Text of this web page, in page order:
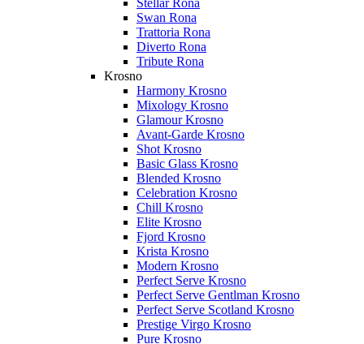
Swan Rona
Trattoria Rona
Diverto Rona
Tribute Rona
Krosno
Harmony Krosno
Mixology Krosno
Glamour Krosno
Avant-Garde Krosno
Shot Krosno
Basic Glass Krosno
Blended Krosno
Celebration Krosno
Chill Krosno
Elite Krosno
Fjord Krosno
Krista Krosno
Modern Krosno
Perfect Serve Krosno
Perfect Serve Gentlman Krosno
Perfect Serve Scotland Krosno
Prestige Virgo Krosno
Pure Krosno